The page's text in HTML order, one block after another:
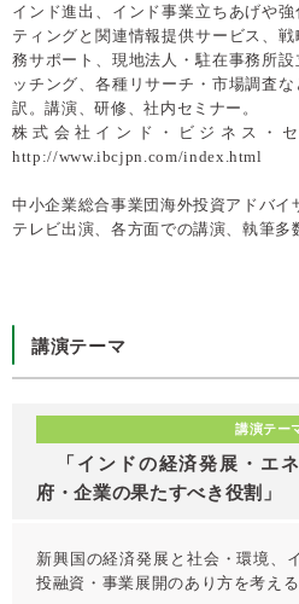
インド進出、インド事業立ちあげや
ティングと関連情報提供サービス、
務サポート、現地法人・駐在事務所
ッチング、各種リサーチ・市場調査
訳。講演、研修、社内セミナー。
株式会社インド・ビジネス
http://www.ibcjpn.com/index.html
中小企業総合事業団海外投資アドバイ
テレビ出演、各方面での講演、執筆多
講演テーマ
講演テー
「インドの経済発展・エ
府・企業の果たすべき役割」
新興国の経済発展と社会・環境、
投融資・事業展開のあり方を考える